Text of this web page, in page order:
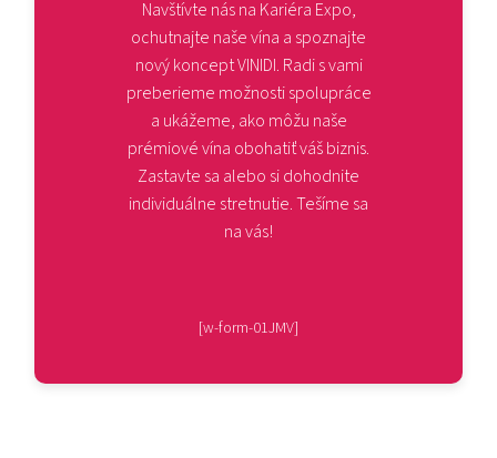
Navštívte nás na Kariéra Expo,
ochutnajte naše vína a spoznajte
nový koncept VINIDI. Radi s vami
preberieme možnosti spolupráce
a ukážeme, ako môžu naše
prémiové vína obohatiť váš biznis.
Zastavte sa alebo si dohodnite
individuálne stretnutie. Tešíme sa
na vás!
[w-form-01JMV]